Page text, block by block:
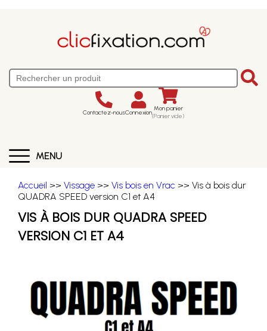
Contactez-nousConnexion Mon panier
(Panier vide)
MENU
Accueil >> Vissage >> Vis bois en Vrac >> Vis à bois dur
QUADRA SPEED version C1 et A4
VIS À BOIS DUR QUADRA SPEED
VERSION C1 ET A4